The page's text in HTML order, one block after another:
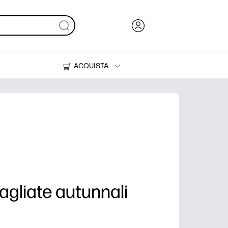
ACQUISTA
Stampanti
autunnali